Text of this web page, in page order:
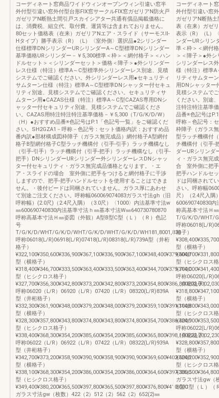
コーディネート窓商品ワイドウィンオープンウィン引違い窓半
外付型引違い窓外付型台形FIX窓サークルFIX窓ガゼリアN防火戸
ガゼリアN断熱土間引戸スカイシアター共通有償品掲載価格に
は、消費税、組立代、取付費、運賃等は含まれておりません。
80セット価格表（在来）ガゼリアNエア・スライド（サーモスⅡ-
Hタイプ）勝手表示（R）（L）〈室外側〉選択品●2シリンダー
仕様標準DNシリンダーURシリンダーA～C型標準DNシリンダー
基準価格URシリンダー－￥5,300標準＜枠＞＜網付格子＞＜ハン
ドルセット＞＜シリンダーセット＞価格＜障子＞●外シリンダー
レス仕様（特注）標準A～C型標準外シリンダーレス別途、見積
システムでご確認ください。外シリンダーレス用●セキュリティ
サムターン仕様（特注）標準A～C型標準DNシャッター付セキュ
リティ別途、見積システムでご確認ください。セキュリティサ
ムターン用●CAZAS仕様（特注）標準A～C型CAZAS専用DNシ
ャッター付セキュリティ別途、見積システムでご確認くださ
い。CAZAS用特注特注特注基準価格－￥5,300（T/G/K/D/W）
（H）●おすすめ品番※色記号はP.1「色記号一覧」をご確認くだ
さい。SH2GZA1－呼称－色記号：セット価格内訳：おすすめ品
番内訳●部材構成図枠障子（ガラス無完成品）網付格子A型網付
格子B型網付格子C型ラッチ機構付（引手-引手）ラッチ機構なし
（引手-引手）ラッチ機構付（引手-把手）ラッチ機構なし（引手-
把手）DNシリンダーURシリンダー外シリンダーレスDNシャッ
ター付セキュリティ・ガラス無完成品価格となります。・エ
ア・スライドの場合 室外側に把手をつけると網付格子に干渉
しますので、把手-把手ハンドルセットを使用することはできま
せん。・後付ビードは同梱されていません。ガラス厚にあわせ
て別途ご注文ください。呼称幅060069074083ガラス寸法gh（旧
呼称幅）(2.0尺)（2.4尺入隅）（3.0尺）〈1000〉内法基準寸法w
㎜600690740830内法基準寸法ｈ㎜基本寸法W㎜640730780870
呼称高基本寸法Ｈ㎜姿図（外観）A型B型C型（Ｌ）（Ｒ）色記
号
T/G/K/D/WHT/G/K/D/WHT/G/K/D/WHT/G/K/D/WH181,8001,830
呼称06018(L/R)06918(L/R)07418(L/R)08318(L/R)739A型（井桁
格子）
¥322,100¥350,600¥336,900¥367,100¥336,900¥367,100¥348,400¥379,600B
型（横格子）
¥318,400¥346,700¥333,500¥363,400¥333,500¥363,400¥344,700¥375,700C
型（ヒシクロス格子）
呼称06020（L/R）06920（L/R）07420（L/R）08320(L/R)839A
型（井桁格子）
¥332,300¥361,900¥348,000¥379,200¥348,000¥379,200¥359,100¥391,100B
型（横格子）
¥328,300¥357,800¥343,800¥374,800¥343,800¥374,800¥354,700¥386,400C
型（ヒシクロス格子）
呼称06022（L/R）06922（L/R）07422（L/R）08322(L/R)939A
型（井桁格子）
¥342,700¥373,200¥358,900¥390,900¥358,900¥390,900¥369,600¥402,600B
型（横格子）
¥338,100¥368,300¥354,200¥386,000¥354,200¥386,000¥364,600¥397,300C
型（ヒシクロス格子）
¥349,400¥380,200¥365,500¥397,800¥365,500¥397,800¥376,800¥410,000
ガラス寸法gw（枚数）422（2）512（2）562（2）652(2)㎜
コーディネート
外付型引違い窓
ガゼリアN断熱
表（在来）ガゼ
表示（R）（L）
ンダーURシリン
準＜枠＞＜網付
＞＜障子＞●外
シリンダーレス
様（特注）標準
リティサムター
用DNシャッター
見積システムで
ください。別途
注特注特注基準
品番※色記号は
呼称－色記号：
枠障子（ガラス
型ラッチ機構付
チ機構付（引手-
ダーURシリンダ
ィ・ガラス無完
合 室外側に把手
把手ハンドルセ
ドは同梱されて
さい。呼称幅
尺）（2.4尺入隅
600690740830内
称高基本寸法Ｈ
T/G/K/D/WHT/
呼称06018(L/
格子）
型（横格子）
型（ヒシクロス
呼称06020(L/
（井桁格子）
型（横格子）
型（ヒシクロス
呼称06022(L/
（井桁格子）
型（横格子）
型（ヒシクロス
ガラス寸法gw（
B型C型（Ｌ）（